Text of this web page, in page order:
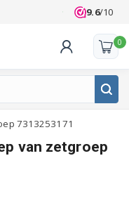
Klanten
9.6/10
0
7313253171
van zetgroep